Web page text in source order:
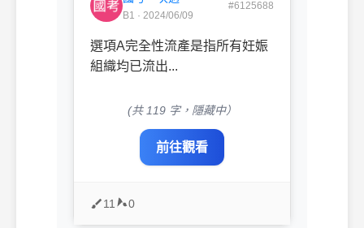
B1 · 2024/06/09
#6125688
選項A完全性流產是指所有妊娠
組織均已流出...
(共 119 字，隱藏中）
前往觀看
11 0